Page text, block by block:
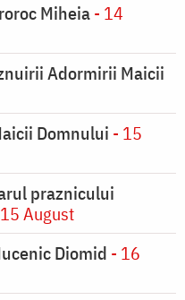
Miheia- 14
Adormirii Maicii
Domnului - 15
praznicului
August
Diomid - 16